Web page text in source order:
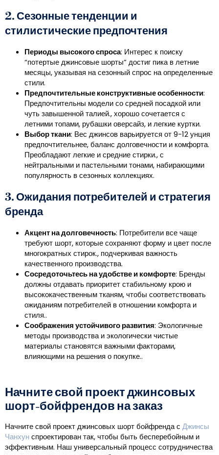
2. Сезонные тенденции и
стилистические предпочтения
Периоды высокого спроса: Интерес к поиску
“потертые джинсовые шорты” достиг пика в летние
месяцы, указывая на сезонный спрос на определенные
стили.
Предпочтительные конструктивные особенности:
Предпочтительны модели со средней посадкой или
чуть завышенной талией., хорошо сочетается с
летними топами, рубашки оверсайз, и легкие куртки.
Выбор ткани: Вес джинсов варьируется от 9-12 унция
предпочтительнее, баланс долговечности и комфорта.
Преобладают легкие и средние стирки., с
нейтральными и пастельными тонами, набирающими
популярность в сезонных коллекциях.
3. Ожидания потребителей и стратегия
бренда
Акцент на долговечность: Потребители все чаще
требуют шорт, которые сохраняют форму и цвет после
многократных стирок., подчеркивая важность
качественного производства.
Сосредоточьтесь на удобстве и комфорте: Бренды
должны отдавать приоритет стабильному крою и
высококачественным тканям, чтобы соответствовать
ожиданиям потребителей в отношении комфорта и
стиля..
Соображения устойчивого развития: Экологичные
методы производства и экологически чистые
материалы становятся важными факторами,
влияющими на решения о покупке..
Начните свой проект джинсовых
шорт-бойфрендов на заказ
Начните свой проект джинсовых шорт бойфренда с Джинсы
Чанхунспроектирован так, чтобы быть бесперебойным и
эффективным. Наш универсальный процесс сотрудничества